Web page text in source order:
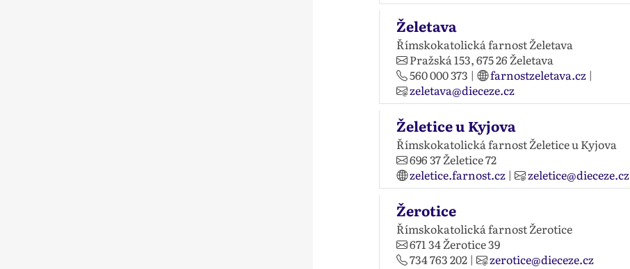
Želetava
Římskokatolická farnost Želetava
Pražská 153,675 26 Želetava
560 000 373 | farnostzeletava.cz|
zeletava@dieceze.cz
Želetice u Kyjova
Římskokatolická farnost Želetice u Kyjova
696 37Želetice 72
zeletice.farnost.cz| zeletice@dieceze.cz
Žerotice
Římskokatolická farnost Žerotice
671 34Žerotice 39
734 763 202| zerotice@dieceze.cz